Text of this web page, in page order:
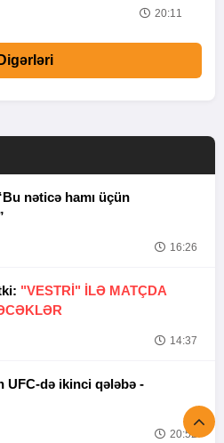
20:11
Digərləri
nəticə hamı üçün
16:26
"VESTRİ" İLƏ MATÇDA
14:37
Tofiq Musayevdən UFC-də ikinci qələbə -
20:52